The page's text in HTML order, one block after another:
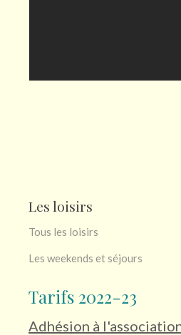
Les loisirs
Tous les loisirs
Les weekends et séjours
Tarifs 2022-23
Adhésion à